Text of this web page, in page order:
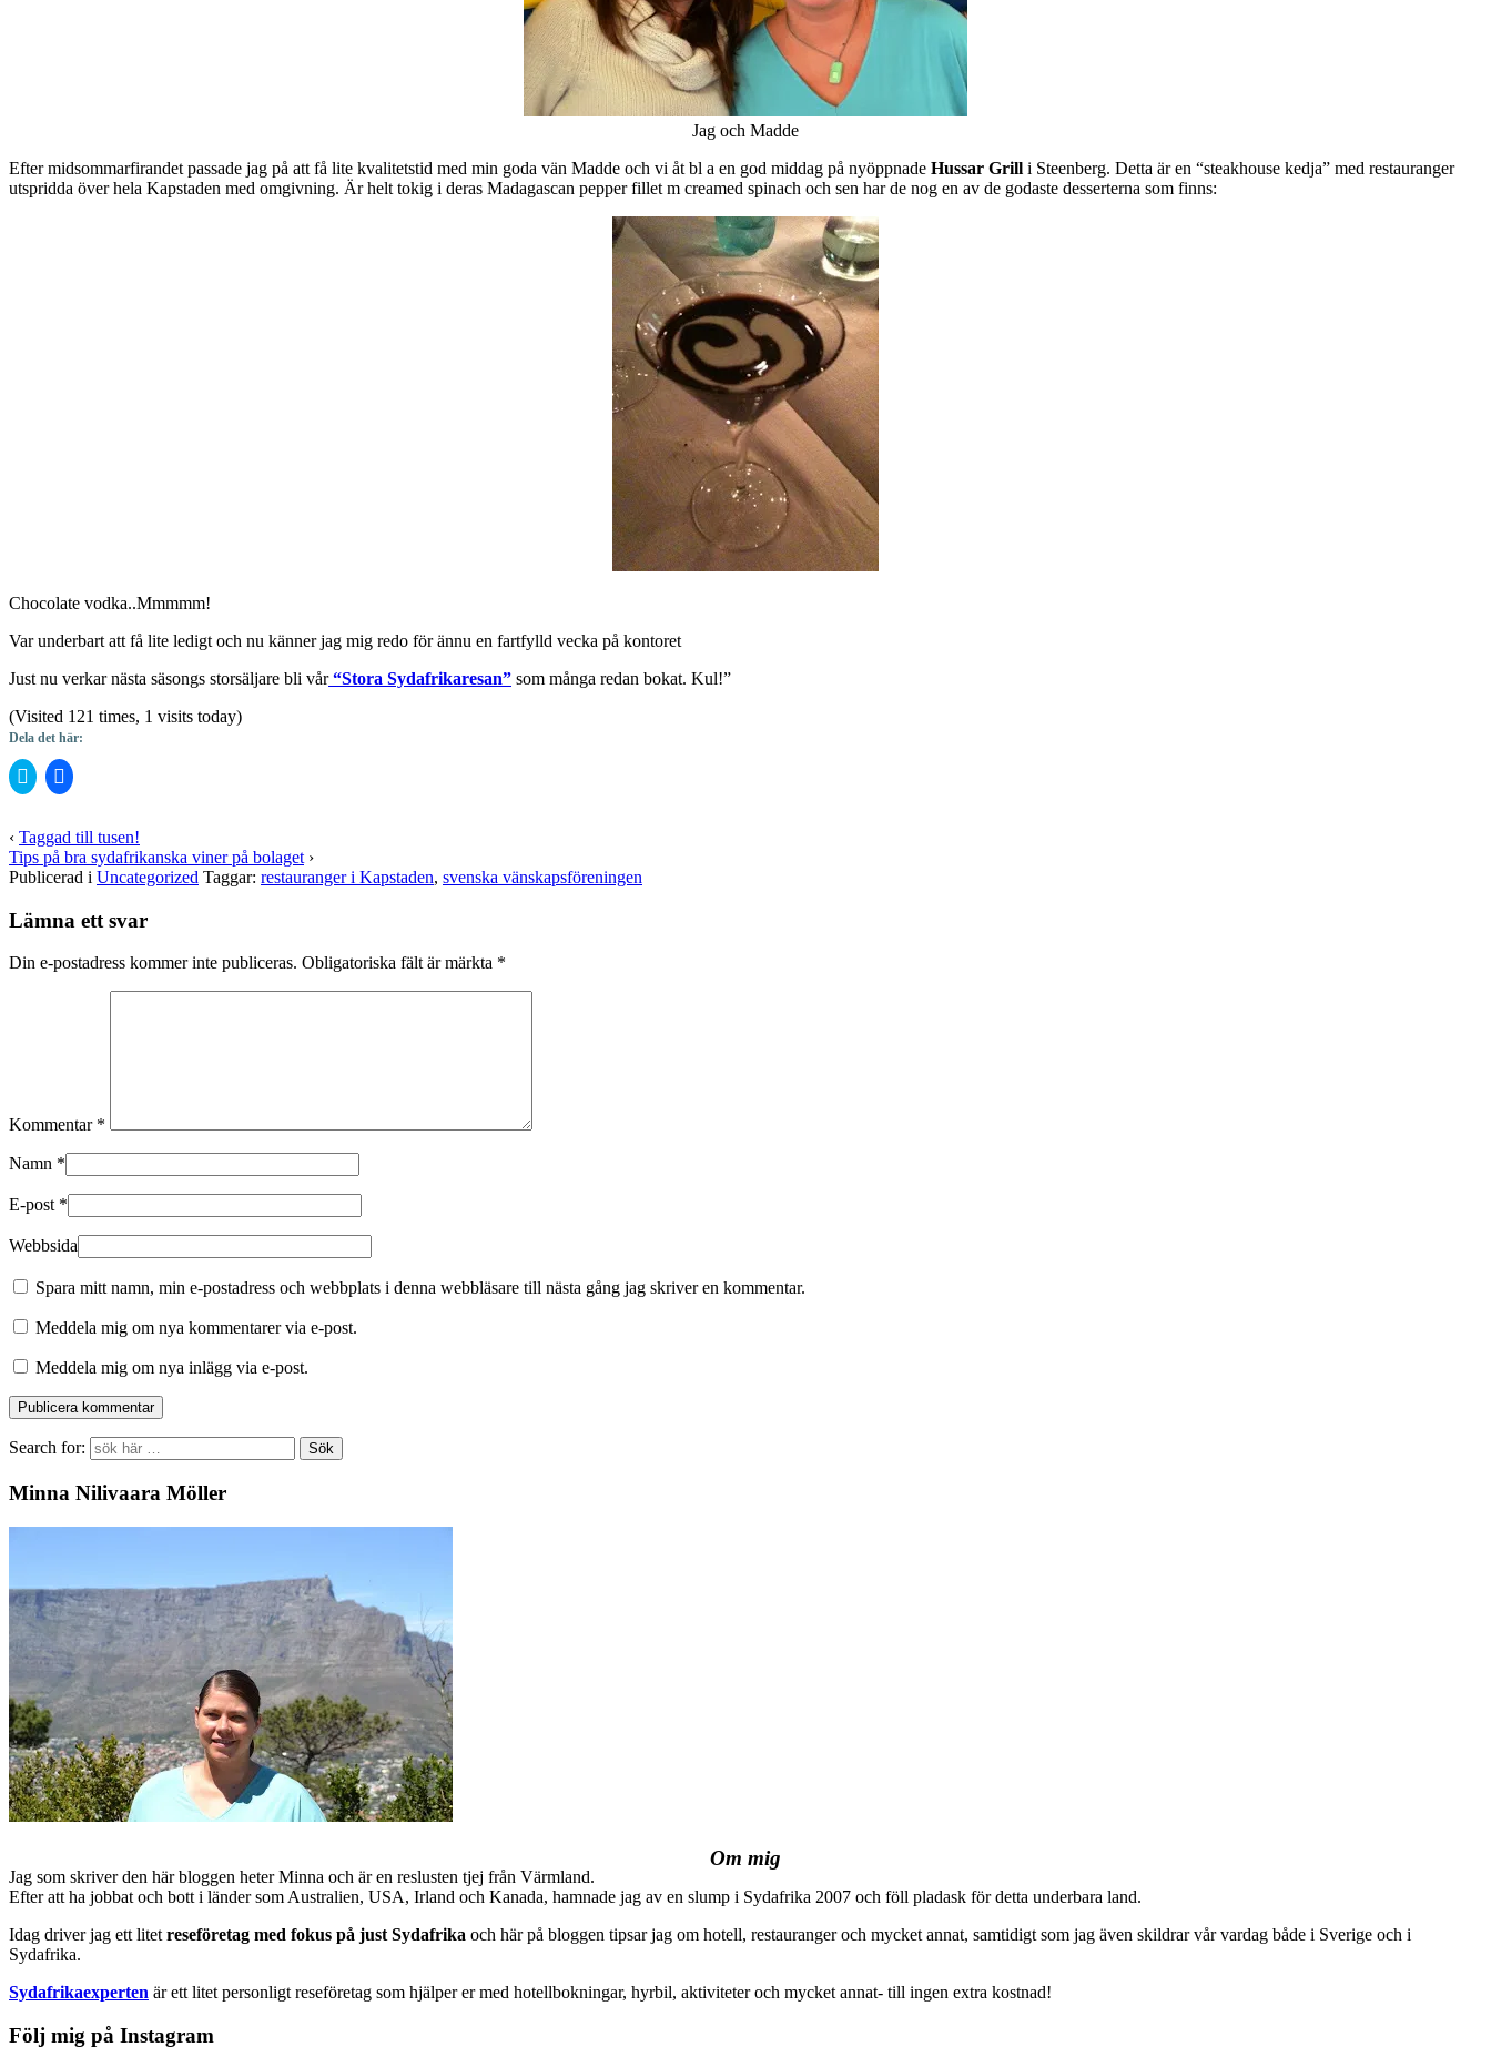
Jag och Madde
Efter midsommarfirandet passade jag på att få lite kvalitetstid med min goda vän Madde och vi åt bl a en god middag på nyöppnade Hussar Grill i Steenberg. Detta är en “steakhouse kedja” med restauranger
utspridda över hela Kapstaden med omgivning. Är helt tokig i deras Madagascan pepper fillet m creamed spinach och sen har de nog en av de godaste desserterna som finns:
Chocolate vodka..Mmmmm!
Var underbart att få lite ledigt och nu känner jag mig redo för ännu en fartfylld vecka på kontoret
Just nu verkar nästa säsongs storsäljare bli vår “Stora Sydafrikaresan” som många redan bokat. Kul!”
(Visited 121 times, 1 visits today)
Dela det här:
Klicka
för
på
Twitter
(Öppnas
i
ett
fönster)
Klicka
för
på
Facebook
(Öppnas
i
ett
fönster)
‹ Taggad till tusen!
Tips på bra sydafrikanska viner på bolaget ›
Publicerad i Uncategorized Taggar: restauranger i Kapstaden, svenska vänskapsföreningen
Lämna ett svar
Din e-postadress kommer inte publiceras. Obligatoriska fält är märkta *
Kommentar *
Namn *
E-post *
Webbsida
Spara mitt namn, min e-postadress och webbplats i denna webbläsare till nästa gång jag skriver en kommentar.
Meddela mig om nya kommentarer via e-post.
Meddela mig om nya inlägg via e-post.
Search for:
Minna Nilivaara Möller
Om mig
Jag som skriver den här bloggen heter Minna och är en reslusten tjej från Värmland.
Efter att ha jobbat och bott i länder som Australien, USA, Irland och Kanada, hamnade jag av en slump i Sydafrika 2007 och föll pladask för detta underbara land.
Idag driver jag ett litet reseföretag med fokus på just Sydafrika och här på bloggen tipsar jag om hotell, restauranger och mycket annat, samtidigt som jag även skildrar vår vardag både i Sverige och i
Sydafrika.
Sydafrikaexperten är ett litet personligt reseföretag som hjälper er med hotellbokningar, hyrbil, aktiviteter och mycket annat- till ingen extra kostnad!
Följ mig på Instagram